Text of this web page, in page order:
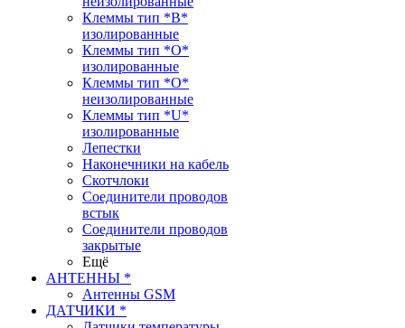
Клеммы тип *B*
изолированные
Клеммы тип *O*
изолированные
Клеммы тип *O*
неизолированные
Клеммы тип *U*
изолированные
Лепестки
Наконечники на кабель
Скотчлоки
Соединители проводов
встык
Соединители проводов
закрытые
Ещё
АНТЕННЫ *
Антенны GSM
ДАТЧИКИ *